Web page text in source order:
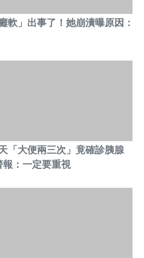
軟」出事了！她崩潰曝原因：
「大便兩三次」竟確診胰腺
：一定要重視